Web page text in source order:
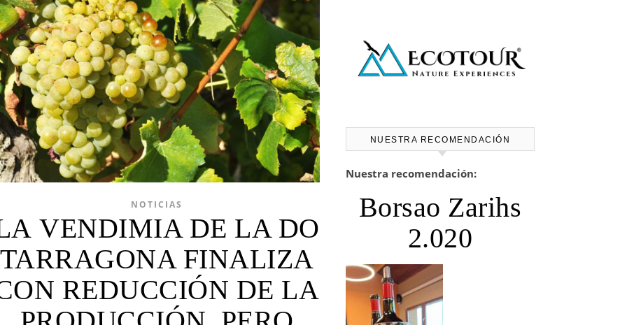
NOTICIAS
VENDIMIA DE LA DO
TARRAGONA FINALIZA
REDUCCIÓN DE LA
NUESTRA RECOMENDACIÓN
Nuestra recomendación:
Borsao Zarihs
2.020